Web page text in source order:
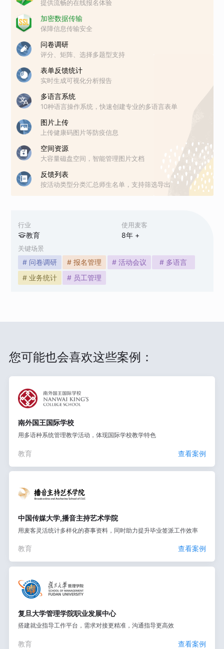
行业
教育
使用麦客
8年 +
关键场景
# 问卷调研 # 报名管理 # 活动会议
# 多语言
# 业务统计
# 员工管理
提供流畅的在线报名体验
加密数据传输
保障信息传输安全
问卷调研
评分、矩阵、选择多题型支持
表单反馈统计
实时生成可视化分析报告
多语言系统
10种语言操作系统，快速创建专业的多语言表单
图片上传
上传健康码图片等防疫信息
空间资源
大容量磁盘空间，智能管理图片文档
反馈列表
按活动类型分类汇总师生名单，支持筛选导出
您可能也会喜欢这些案例：
南外国王国际学校
用多语种系统管理教学活动，体现国际学校教学特色
教育 查看案例
中国传媒大学,播音主持艺术学院
用麦客灵活统计多样化的赛事资料，同时助力提升毕业签派工作效率
教育 查看案例
复旦大学管理学院职业发展中心
搭建就业指导工作平台，需求对接更精准，沟通指导更高效
教育 查看案例